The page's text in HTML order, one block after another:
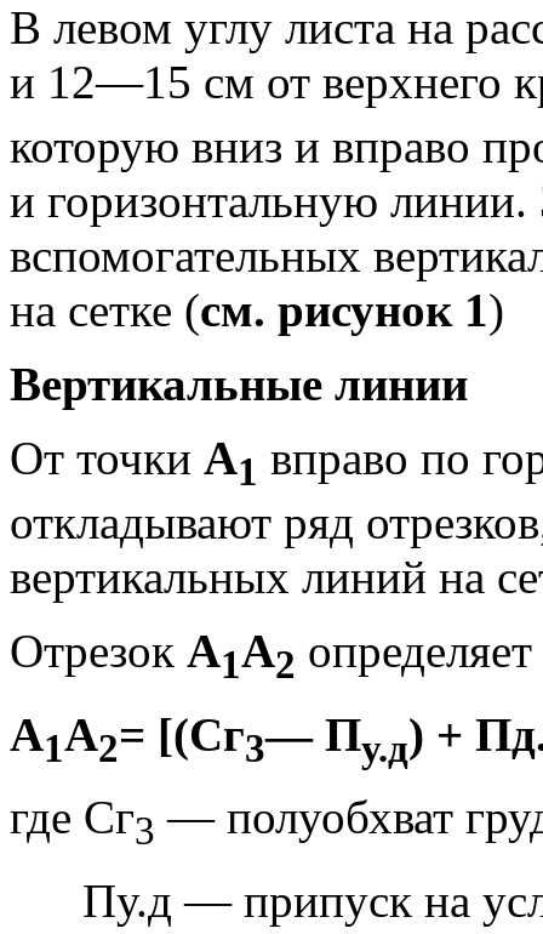
В левом углу листа на
и 12—15 см от верхнего
которую вниз и вправо
и горизонтальную
вспомогательных
на сетке (см. рисунок 1)
Вертикальные линии
От точки А1 вправо по
откладывают ряд
вертикальных линий на
Отрезок А1А2
А1А2= [(Сг3— Пу.д) +
где Сг3 — полуобхват
Пу.д — припуск на